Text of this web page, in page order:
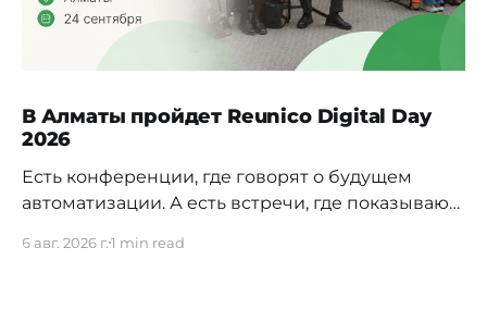
В Алматы пройдет Reunico Digital Day
2026
Есть конференции, где говорят о будущем
автоматизации. А есть встречи, где показывают,
компаний. 24 сентября в Алматы пройдёт
6 авг. 2026 г.1 min read